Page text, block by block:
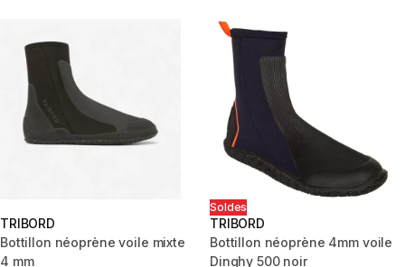
TRIBORD
Bottillon néoprène voile mixte
4 mm
Soldes
TRIBORD
Bottillon néoprène 4mm voile
Dinghy 500 noir